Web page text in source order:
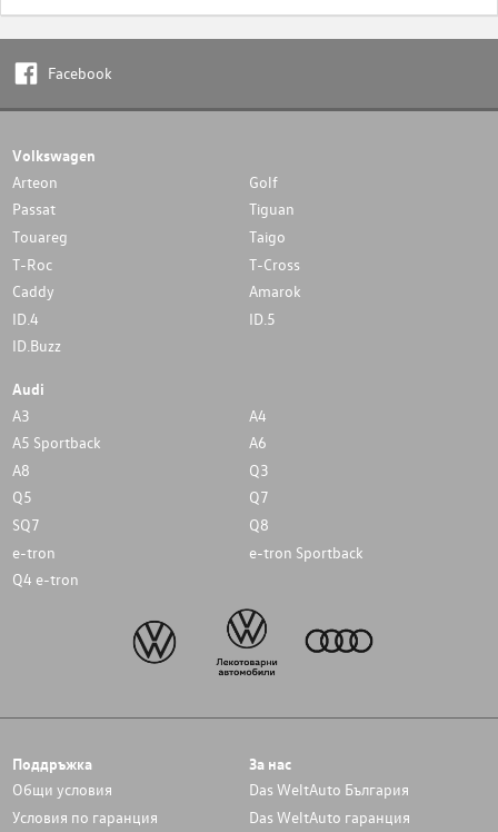
Facebook
Volkswagen
Arteon
Golf
Passat
Tiguan
Touareg
Taigo
T-Roc
T-Cross
Caddy
Amarok
ID.4
ID.5
ID.Buzz
Audi
A3
A4
A5 Sportback
A6
A8
Q3
Q5
Q7
SQ7
Q8
e-tron
e-tron Sportback
Q4 e-tron
Поддръжка
Общи условия
Условия по гаранция
За нас
Das WeltAuto България
Das WeltAuto гаранция